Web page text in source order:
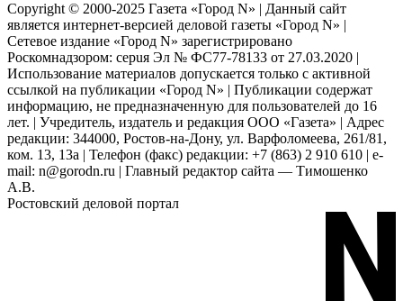
Copyright © 2000-2025 Газета «Город N» | Данный сайт
является интернет-версией деловой газеты «Город N» |
Сетевое издание «Город N» зарегистрировано
Роскомнадзором: серuя Эл № ФС77-78133 от 27.03.2020 |
Использование материалов допускается только с активной
ссылкой на публикации «Город N» | Публикации содержат
информацию, не предназначенную для пользователей до 16
лет. | Учредитель, издатель и редакция ООО «Газета» | Адрес
редакции: 344000, Ростов-на-Дону, ул. Варфоломеева, 261/81,
ком. 13, 13а | Телефон (факс) редакции: +7 (863) 2 910 610 | e-
mail: n@gorodn.ru | Главный редактор сайта — Тимошенко
А.В.
Ростовский деловой портал